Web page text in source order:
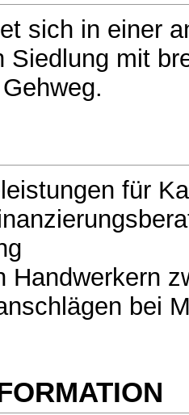
sich in einer
Siedlung mit
für
Handwerkern
bei